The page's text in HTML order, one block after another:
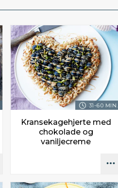
31-60 MIN.
Kransekagehjerte med
chokolade og
vaniljecreme